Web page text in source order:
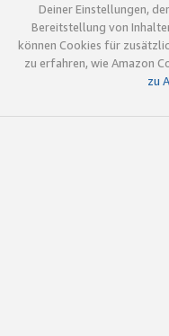
Deiner Einstellungen,
Bereitstellung von
können Cookies für
zu erfahren, wie Amazon
zu